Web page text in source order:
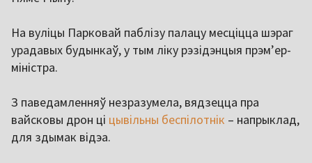
На вуліцы Парковай паблізу палацу месціцца шэраг
урадавых будынкаў, у тым ліку рэзідэнцыя прэм’ер-
міністра.
З паведамленняў незразумела, вядзецца пра
вайсковы дрон ці цывільны беспілотнік – напрыклад,
для здымак відэа.